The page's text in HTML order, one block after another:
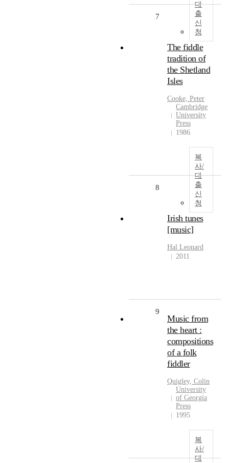
대
출
신
청
7
The fiddle
tradition of
the Shetland
Isles
Cooke, Peter
Cambridge
University
Press
1986
복
사/
대
출
신
청
8
Irish tunes
[music]
Hal Leonard
2011
9
Music from
the heart :
compositions
of a folk
fiddler
Quigley, Colin
University
of Georgia
Press
1995
복
사/
대